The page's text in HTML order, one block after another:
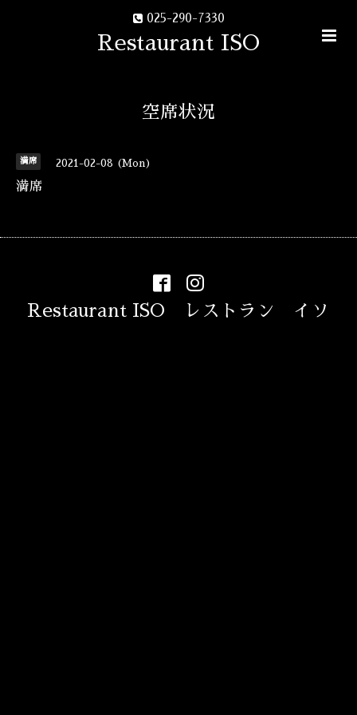
025-290-7330
Restaurant ISO
空席状況
満席 2021-02-08 (Mon)
満席
Restaurant ISO レストラン イソ